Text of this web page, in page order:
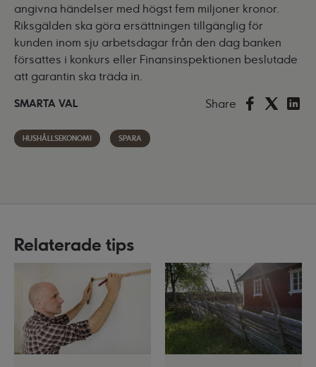
angivna händelser med högst fem miljoner kronor.
Riksgälden ska göra ersättningen tillgänglig för
kunden inom sju arbetsdagar från den dag banken
försattes i konkurs eller Finansinspektionen beslutade
att garantin ska träda in.
SMARTA VAL Share
HUSHÅLLSEKONOMI SPARA
Relaterade tips